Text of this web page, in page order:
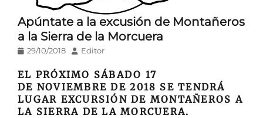
Apúntate a la excusión de Montañeros
a la Sierra de la Morcuera
Publicado
29/10/2018 AutorEditor
EL PRÓXIMO SÁBADO 17
DE NOVIEMBRE DE 2018 SE TENDRÁ
LUGAR EXCURSIÓN DE MONTAÑEROS A
LA SIERRA DE LA MORCUERA.